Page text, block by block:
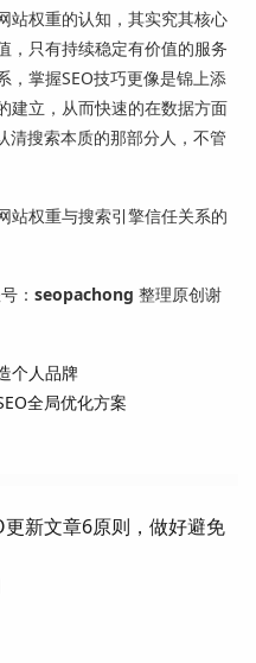
站权重的认知，其实究其核心
，只有持续稳定有价值的服务
，掌握SEO技巧更像是锦上添
建立，从而快速的在数据方面
清搜索本质的那部分人，不管
站权重与搜索引擎信任关系的
： seopachong 整理原创谢
个人品牌
全局优化方案
更新文章6原则，做好避免